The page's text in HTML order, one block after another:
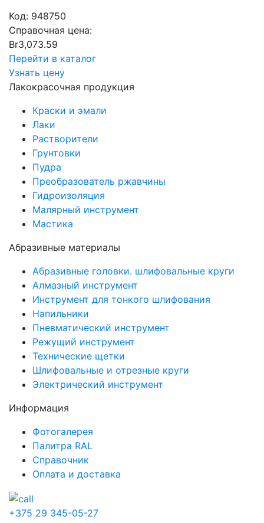
Код: 948750
Справочная цена:
Br3,073.59
Перейти в каталог
Узнать цену
Лакокрасочная продукция
Краски и эмали
Лаки
Растворители
Грунтовки
Пудра
Преобразователь ржавчины
Гидроизоляция
Малярный инструмент
Мастика
Абразивные материалы
Абразивные головки. шлифовальные круги
Алмазный инструмент
Инструмент для тонкого шлифования
Напильники
Пневматический инструмент
Режущий инструмент
Технические щетки
Шлифовальные и отрезные круги
Электрический инструмент
Информация
Фотогалерея
Палитра RAL
Справочник
Оплата и доставка
+375 29 345-05-27